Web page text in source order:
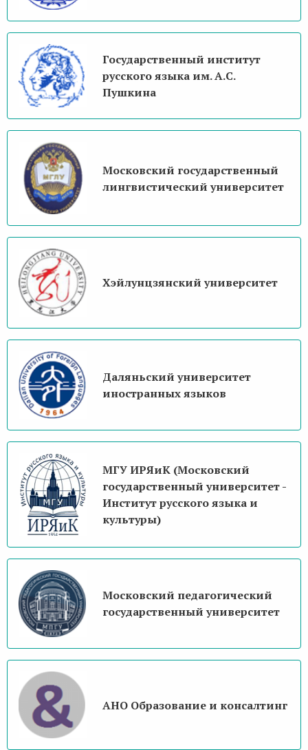
Государственный институт
русского языка им. А.С.
Пушкина
Московский государственный
лингвистический университет
Хэйлунцзянский университет
Даляньский университет
иностранных языков
МГУ ИРЯиК (Московский
государственный университет -
Институт русского языка и
культуры)
Московский педагогический
государственный университет
АНО Образование и консалтинг